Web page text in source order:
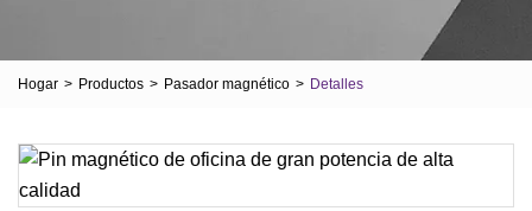
Hogar > Productos > Pasador magnético > Detalles